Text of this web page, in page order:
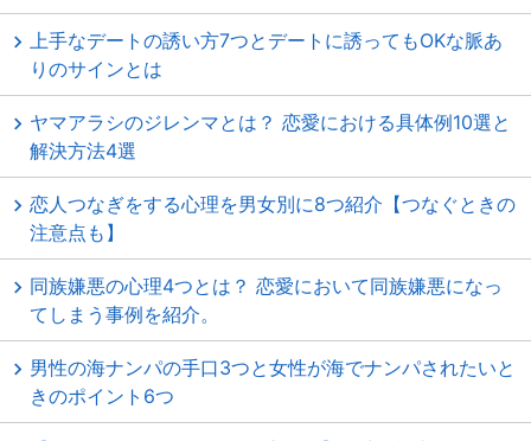
上手なデートの誘い方7つとデートに誘ってもOKな脈あ
りのサインとは
ヤマアラシのジレンマとは？ 恋愛における具体例10選と
解決方法4選
恋人つなぎをする心理を男女別に8つ紹介【つなぐときの
注意点も】
同族嫌悪の心理4つとは？ 恋愛において同族嫌悪になっ
てしまう事例を紹介。
男性の海ナンパの手口3つと女性が海でナンパされたいと
きのポイント6つ